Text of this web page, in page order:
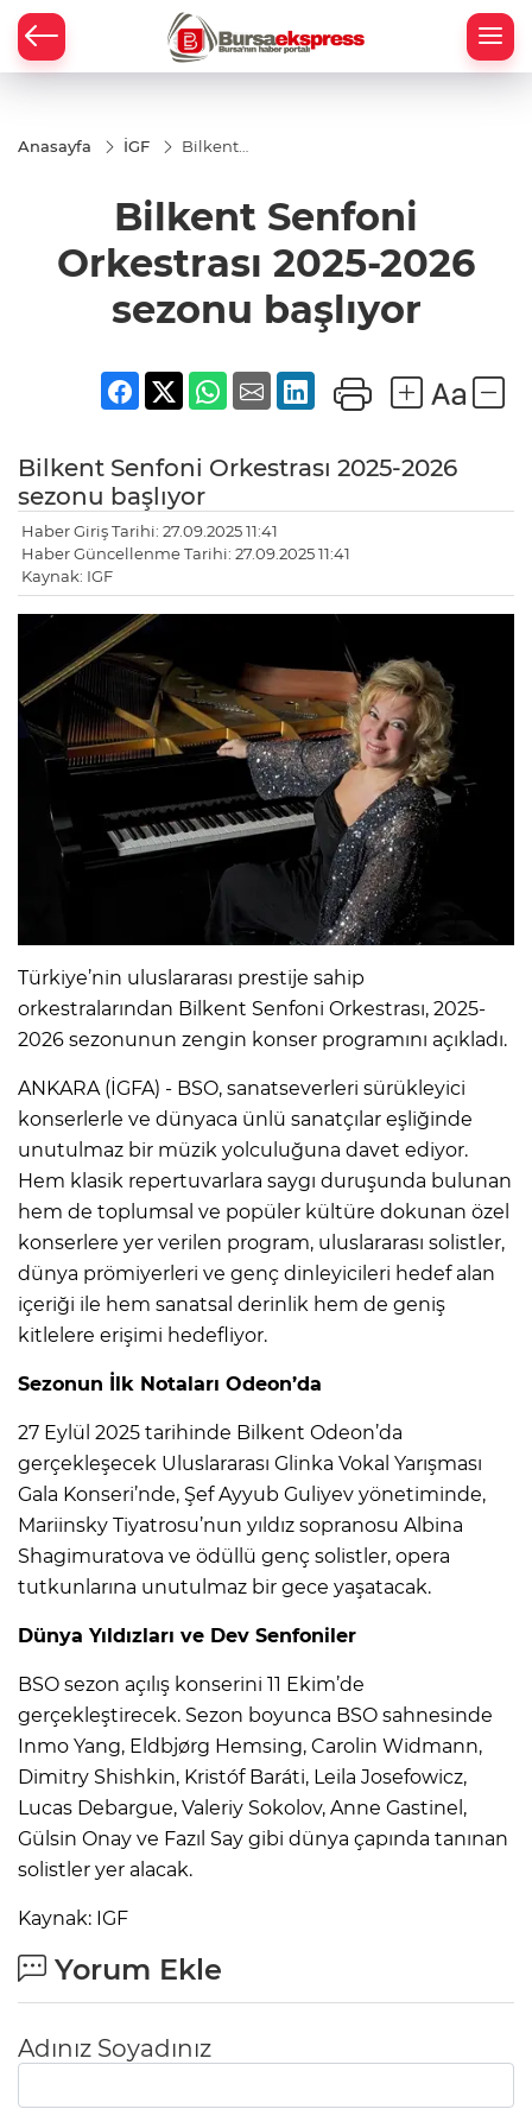
Anasayfa İGF
Bilkent
2025-2026
sezonu
Bilkent Senfoni
Orkestrası 2025-2026
sezonu başlıyor
Bilkent Senfoni Orkestrası 2025-2026
sezonu başlıyor
Haber Giriş Tarihi: 27.09.2025 11:41
Haber Güncellenme Tarihi: 27.09.2025 11:41
Kaynak: IGF
Türkiye’nin uluslararası prestije sahip
orkestralarından Bilkent Senfoni Orkestrası, 2025-
2026 sezonunun zengin konser programını açıkladı.
ANKARA (İGFA) - BSO, sanatseverleri sürükleyici
konserlerle ve dünyaca ünlü sanatçılar eşliğinde
unutulmaz bir müzik yolculuğuna davet ediyor.
Hem klasik repertuvarlara saygı duruşunda bulunan
hem de toplumsal ve popüler kültüre dokunan özel
konserlere yer verilen program, uluslararası solistler,
dünya prömiyerleri ve genç dinleyicileri hedef alan
içeriği ile hem sanatsal derinlik hem de geniş
kitlelere erişimi hedefliyor.
Sezonun İlk Notaları Odeon’da
27 Eylül 2025 tarihinde Bilkent Odeon’da
gerçekleşecek Uluslararası Glinka Vokal Yarışması
Gala Konseri’nde, Şef Ayyub Guliyev yönetiminde,
Mariinsky Tiyatrosu’nun yıldız sopranosu Albina
Shagimuratova ve ödüllü genç solistler, opera
tutkunlarına unutulmaz bir gece yaşatacak.
Dünya Yıldızları ve Dev Senfoniler
BSO sezon açılış konserini 11 Ekim’de
gerçekleştirecek. Sezon boyunca BSO sahnesinde
Inmo Yang, Eldbjørg Hemsing, Carolin Widmann,
Dimitry Shishkin, Kristóf Baráti, Leila Josefowicz,
Lucas Debargue, Valeriy Sokolov, Anne Gastinel,
Gülsin Onay ve Fazıl Say gibi dünya çapında tanınan
solistler yer alacak.
Kaynak: IGF
Yorum Ekle
Adınız Soyadınız